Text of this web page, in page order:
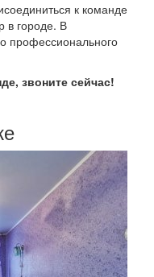
к команде
в городе. В
профессионального
звоните сейчас!